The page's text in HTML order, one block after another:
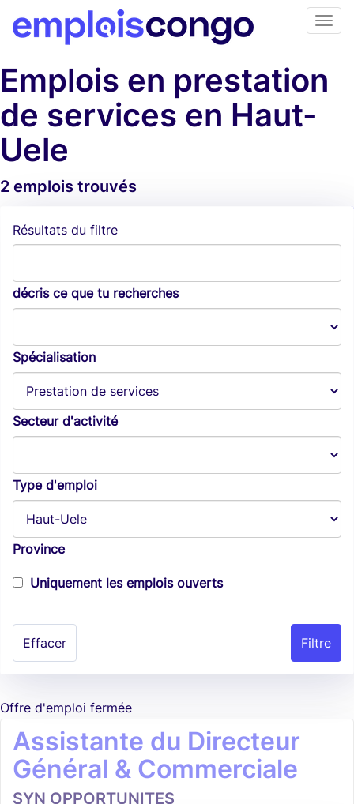
Emplois en prestation
de services en Haut-
Uele
2 emplois trouvés
Résultats du filtre
décris ce que tu recherches
Spécialisation
Secteur d'activité
Type d'emploi
Province
Uniquement les emplois ouverts
Effacer
Offre d'emploi fermée
Assistante du Directeur
Général & Commerciale
SYN OPPORTUNITES